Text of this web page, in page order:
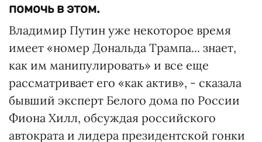
помочь в этом.
Владимир Путин уже некоторое время
имеет «номер Дональда Трампа... знает,
как им манипулировать» и все еще
рассматривает его «как актив», - сказала
бывший эксперт Белого дома по России
Фиона Хилл, обсуждая российского
автократа и лидера президентской гонки